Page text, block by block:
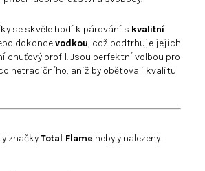
se skvěle hodí k párování s kvalitní
dokoncevodkou, což podtrhuje jejich
chuťový profil. Jsou perfektní volbou pro
netradičního, aniž by obětovali kvalitu
značkyTotal Flame nebyly nalezeny...